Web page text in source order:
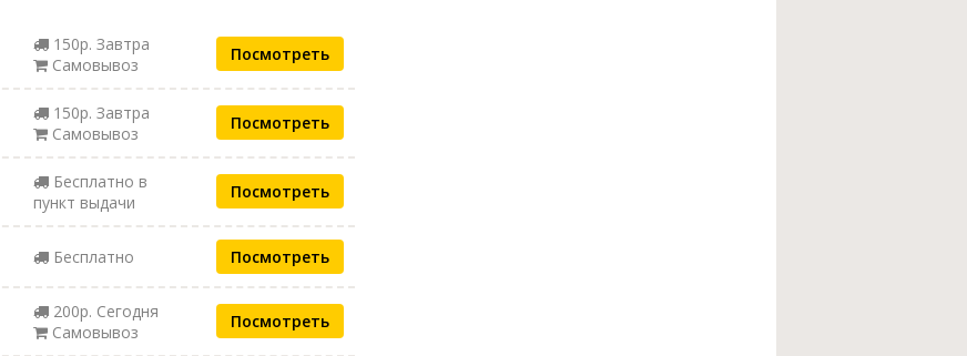
150р. Завтра
Самовывоз
Посмотреть
150р. Завтра
Самовывоз
Посмотреть
Бесплатно в
пункт выдачи
Посмотреть
Бесплатно Посмотреть
200р. Сегодня
Самовывоз
Посмотреть